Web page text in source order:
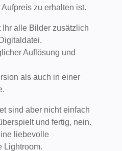
zu erhalten ist.
alle Bilder zusätzlich
Auflösung und
als auch in einer
sind aber nicht einfach
und fertig, nein.
liebevolle
Lightroom.